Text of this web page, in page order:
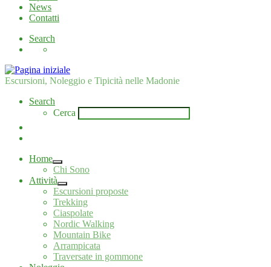
News
Contatti
Search
Escursioni, Noleggio e Tipicità nelle Madonie
Search
Cerca
Home
Chi Sono
Attività
Escursioni proposte
Trekking
Ciaspolate
Nordic Walking
Mountain Bike
Arrampicata
Traversate in gommone